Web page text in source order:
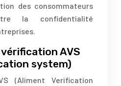
des consommateurs
la confidentialité
AVS
system)
(Aliment Verification